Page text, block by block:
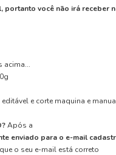
portanto você não irá receber
acima...
e corte maquina e
Após a
enviado para o e-mail
o seu e-mail está correto